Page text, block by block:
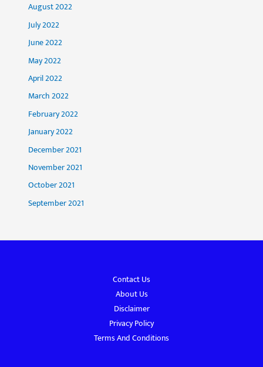
August 2022
July 2022
June 2022
May 2022
April 2022
March 2022
February 2022
January 2022
December 2021
November 2021
October 2021
September 2021
Contact Us
About Us
Disclaimer
Privacy Policy
Terms And Conditions